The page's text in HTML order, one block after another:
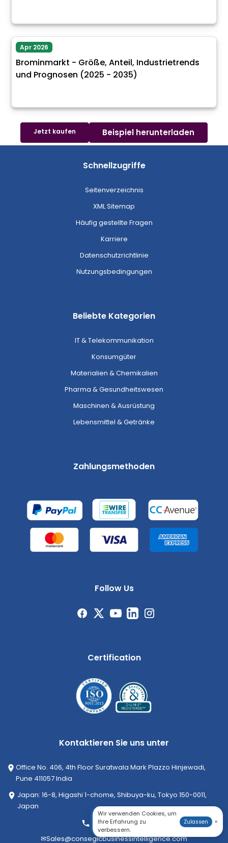
Apr 2026
Brominmarkt - Größe, Anteil, Industrietrends
und Prognosen (2025 - 2035)
Jetzt kaufen Beispiel herunterladen
Schnellzugriffe
Seitenverzeichnis
XML Sitemap
Häufig gestellte Fragen
Karriere
Datenschutzrichtlinie
Nutzungsbedingungen
Beliebte Kategorien
IT & Telekommunikation
Konsumgüter
Materialien & Chemikalien
Pharma & Gesundheitswesen
Maschinen & Ausrüstung
Lebensmittel & Getränke
Zahlungsmethoden
Follow Us
Certification
Kontaktieren Sie uns unter
Office No. 406, 4th Floor Suratwala Mark Plazzo Hinjewadi,
Pune 411057 India
Japan: 16-8, Higashi 1-chome, Shibuya-ku, Tokyo 150-0011,
Japan
+1-252-552-1404
✉Sales@consegicbusinessintelligence.com
Wir verwenden Cookies, um
Ihre Erfahrung zu
verbessern.
Zulassen ×